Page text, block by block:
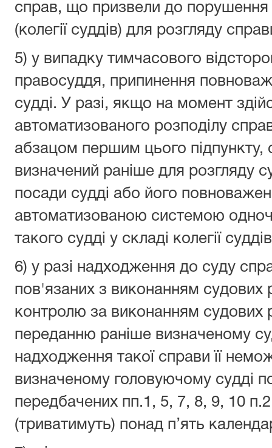
справ, що призвели до порушення
(колегії суддів) для розгляду
5) у випадку тимчасового
правосуддя, припинення
судді. У разі, якщо на момент
автоматизованого розподілу
абзацом першим цього підпункту,
визначений раніше для розгляду
посади судді або його
автоматизованою системою
такого судді у складі колегії
6) у разі надходження до суду
пов'язаних з виконанням судових
контролю за виконанням судових
переданню раніше визначеному
надходження такої справи її
визначеному головуючому судді
передбачених пп.1, 5, 7, 8, 9, 10
(триватимуть) понад п’ять